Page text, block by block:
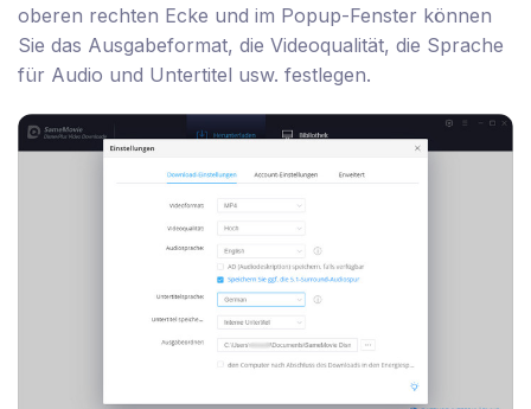
oberen rechten Ecke und im Popup-Fenster können
Sie das Ausgabeformat, die Videoqualität, die Sprache
für Audio und Untertitel usw. festlegen.